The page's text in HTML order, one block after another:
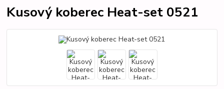
Kusový koberec Heat-set 0521